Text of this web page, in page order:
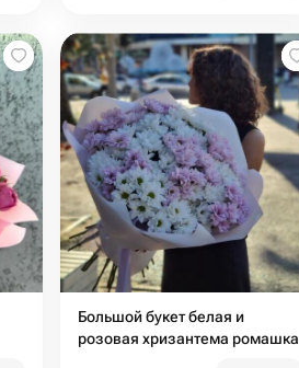
Большой букет белая и
розовая хризантема ромашка